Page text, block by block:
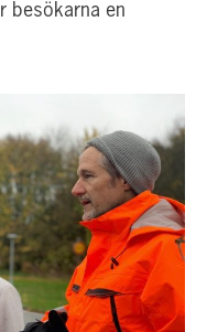
besökarna en